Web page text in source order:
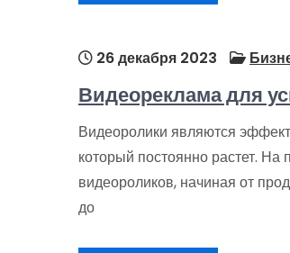
26 декабря 2023
Видеореклама для
Видеоролики являются
который постоянно растет.
видеороликов, начиная от
до